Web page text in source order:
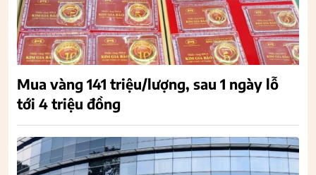
Mua vàng 141 triệu/lượng, sau 1 ngày lỗ
tới 4 triệu đồng